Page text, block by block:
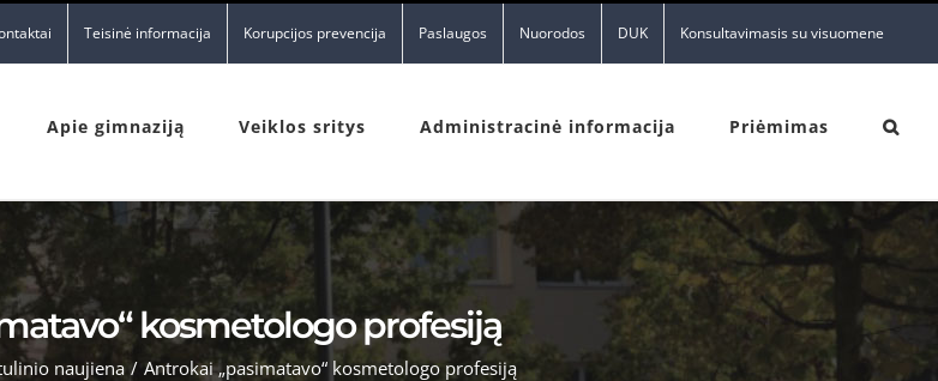
Teisinė informacija Korupcijos prevencija Paslaugos Nuorodos DUK Konsultavimasis su visuomene
Apie gimnaziją Veiklos sritys Administracinė informacija Priėmimas
kosmetologo profesiją
naujiena / Antrokai „pasimatavo“ kosmetologo profesiją